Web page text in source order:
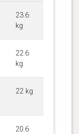
23.6
kg
22.6
kg
22 kg
20.6